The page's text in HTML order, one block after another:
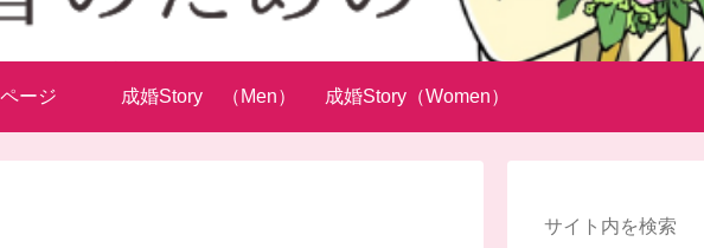
ージ 成婚Story （Men） 成婚Story（Women）